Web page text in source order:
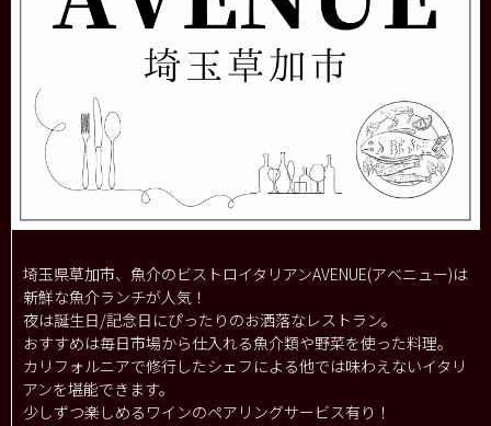
埼玉県草加市、魚介のビストロイタリアンAVENUE(アベニュー)は
新鮮な魚介ランチが人気！
夜は誕生日/記念日にぴったりのお洒落なレストラン。
おすすめは毎日市場から仕入れる魚介類や野菜を使った料理。
カリフォルニアで修行したシェフによる他では味わえないイタリ
アンを堪能できます。
少しずつ楽しめるワインのペアリングサービス有り！